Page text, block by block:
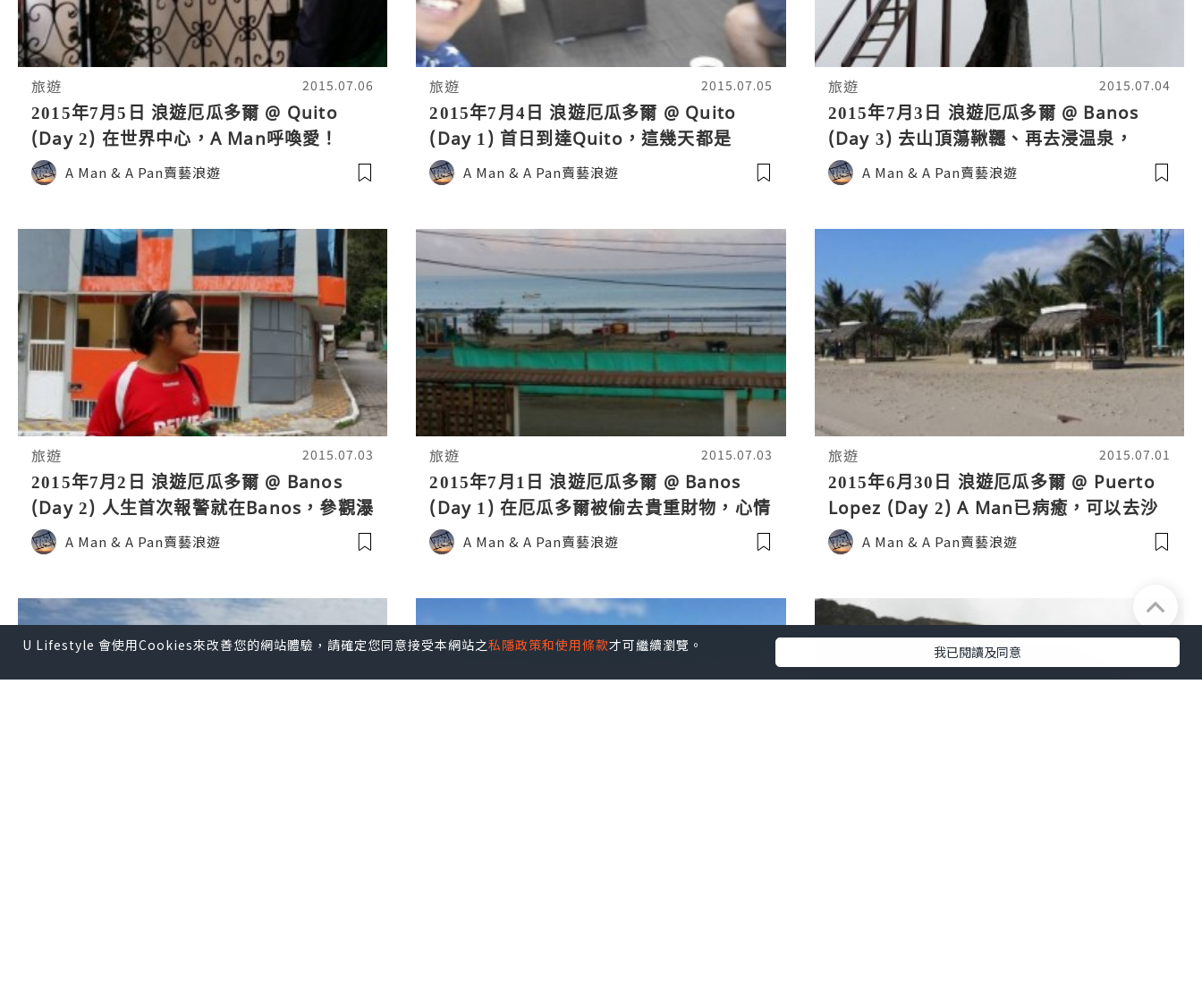
U Lifestyle 會使用Cookies來改善您的網站體驗，請確定您同意接受本網站之私隱政策和使用條款才可繼續瀏覽。 我已閱讀及同意
旅遊 2015.07.06
2015年7月5日 浪遊厄瓜多爾 @ Quito
(Day 2) 在世界中心，A Man呼喚愛！
A Man & A Pan賣藝浪遊
旅遊 2015.07.05
2015年7月4日 浪遊厄瓜多爾 @ Quito
(Day 1) 首日到達Quito，這幾天都是
Couchsurfing，認識了電影人Ricardo!
A Man & A Pan賣藝浪遊
旅遊 2015.07.04
2015年7月3日 浪遊厄瓜多爾 @ Banos
(Day 3) 去山頂蕩鞦韆、再去浸温泉，
Banos充實之旅啟動！
A Man & A Pan賣藝浪遊
旅遊 2015.07.03
2015年7月2日 浪遊厄瓜多爾 @ Banos
(Day 2) 人生首次報警就在Banos，參觀瀑
布見到雨後陽光，人生又充滿希望！
A Man & A Pan賣藝浪遊
旅遊 2015.07.03
2015年7月1日 浪遊厄瓜多爾 @ Banos
(Day 1) 在厄瓜多爾被偷去貴重財物，心情
跌落谷底，幸好有您們的支持和鼓勵，明
天又是新的一天！
A Man & A Pan賣藝浪遊
旅遊 2015.07.01
2015年6月30日 浪遊厄瓜多爾 @ Puerto
Lopez (Day 2) A Man已病癒，可以去沙
灘玩了！A Man & A Pan賣藝浪遊